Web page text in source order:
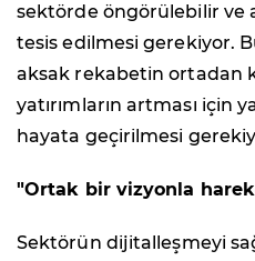
sektörde öngörülebilir ve
tesis edilmesi gerekiyor.
aksak rekabetin ortadan
yatırımların artması için
hayata geçirilmesi
"Ortak bir vizyonla
Sektörün dijitalleşmeyi